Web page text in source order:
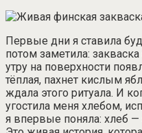
Первые дни я ставила
потом заметила:
утру на поверхности
тёплая, пахнет кислым
ждала этого ритуала. И
угостила меня хлебом,
я впервые поняла: хлеб —